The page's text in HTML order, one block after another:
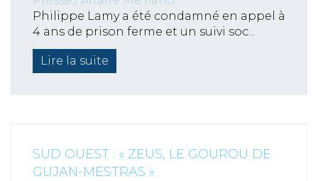
Philippe Lamy a été condamné en appel à
4 ans de prison ferme et un suivi soc...
Lire la suite
SUD OUEST : « ZEUS, LE GOUROU DE
GUJAN-MESTRAS »